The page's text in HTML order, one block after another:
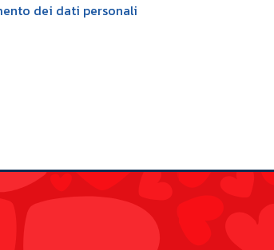
dei dati personali